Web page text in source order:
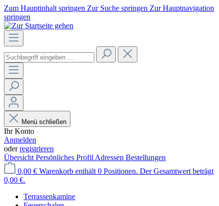
Zum Hauptinhalt springen Zur Suche springen Zur Hauptnavigation
springen
Menü schließen
Ihr Konto
Anmelden
oderregistrieren
Übersicht Persönliches Profil Adressen Bestellungen
0,00 € Warenkorb enthält 0 Positionen. Der Gesamtwert beträgt
0,00 €.
Terrassenkamine